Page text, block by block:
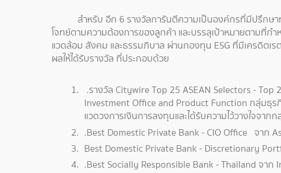
สำหรับ อีก 6 รางวัลการันตีความเป็นองค์กรที่มีปรึก
โจทย์ตามความต้องการของลูกค้า และบรรลุเป้าหมายตามที่
แวดล้อม สังคม และธรรมภิบาล ผ่านกองทุน ESG ที่มีเครดิต
ผลให้ได้รับรางวัล ที่ประกอบด้วย
.รางวัล Citywire Top 25 ASEAN Selectors -
Investment Office and Product Function กลุ่มธุ
แวดวงการเงินการลงทุนและได้รับความไว้วางใจจ
.Best Domestic Private Bank - CIO Office จาก
Best Domestic Private Bank - Discretionary
.Best Socially Responsible Bank - Thailand จาก